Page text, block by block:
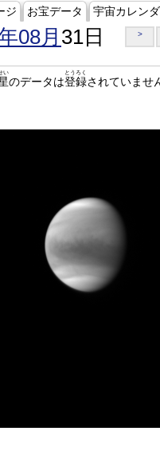
ジ お宝データ 宇宙カレン
08月 31日 >
い
のデータは登録
とうろく
されていませ